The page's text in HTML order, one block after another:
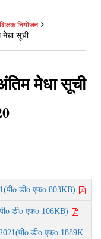
नियोजन
सूची
मेधा सूची
पीo डीo एफo 803KB)
पीo डीo एफo 106KB)
पीo डीo एफo 1889K